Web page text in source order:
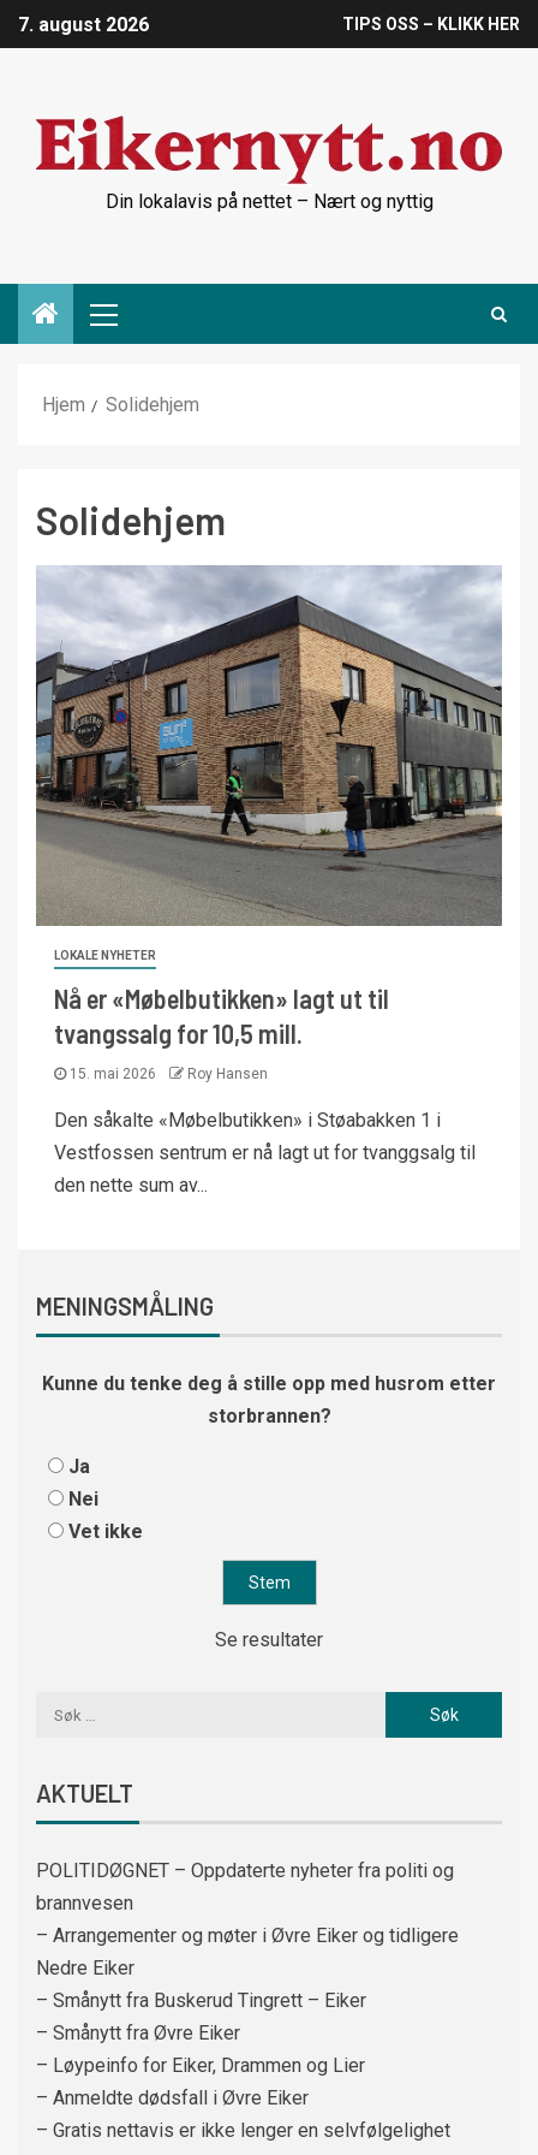
7. august 2026 TIPS OSS – KLIKK HER
Din lokalavis på nettet – Nært og nyttig
Hjem Solidehjem
Solidehjem
LOKALE NYHETER
Nå er «Møbelbutikken» lagt ut til
tvangssalg for 10,5 mill.
15. mai 2026 Roy Hansen
Den såkalte «Møbelbutikken» i Støabakken 1 i
Vestfossen sentrum er nå lagt ut for tvanggsalg til
den nette sum av...
MENINGSMÅLING
Kunne du tenke deg å stille opp med husrom etter
storbrannen?
Ja
Nei
Vet ikke
Se resultater
AKTUELT
POLITIDØGNET – Oppdaterte nyheter fra politi og
brannvesen
– Arrangementer og møter i Øvre Eiker og tidligere
Nedre Eiker
– Smånytt fra Buskerud Tingrett – Eiker
– Smånytt fra Øvre Eiker
– Løypeinfo for Eiker, Drammen og Lier
– Anmeldte dødsfall i Øvre Eiker
– Gratis nettavis er ikke lenger en selvfølgelighet